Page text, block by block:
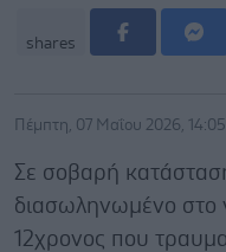
shares
Πέμπτη, 07 Μαΐου 2026, 14:05
Σε σοβαρή
διασωληνωμένο στο
12χρονος που